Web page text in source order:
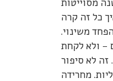
משינוי.
– ולא לקחת
זה לא סיפור